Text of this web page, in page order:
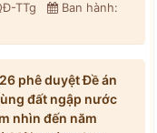
TTg
Ban hành:
phê duyệt Đề án
đất ngập nước
nhìn đến năm